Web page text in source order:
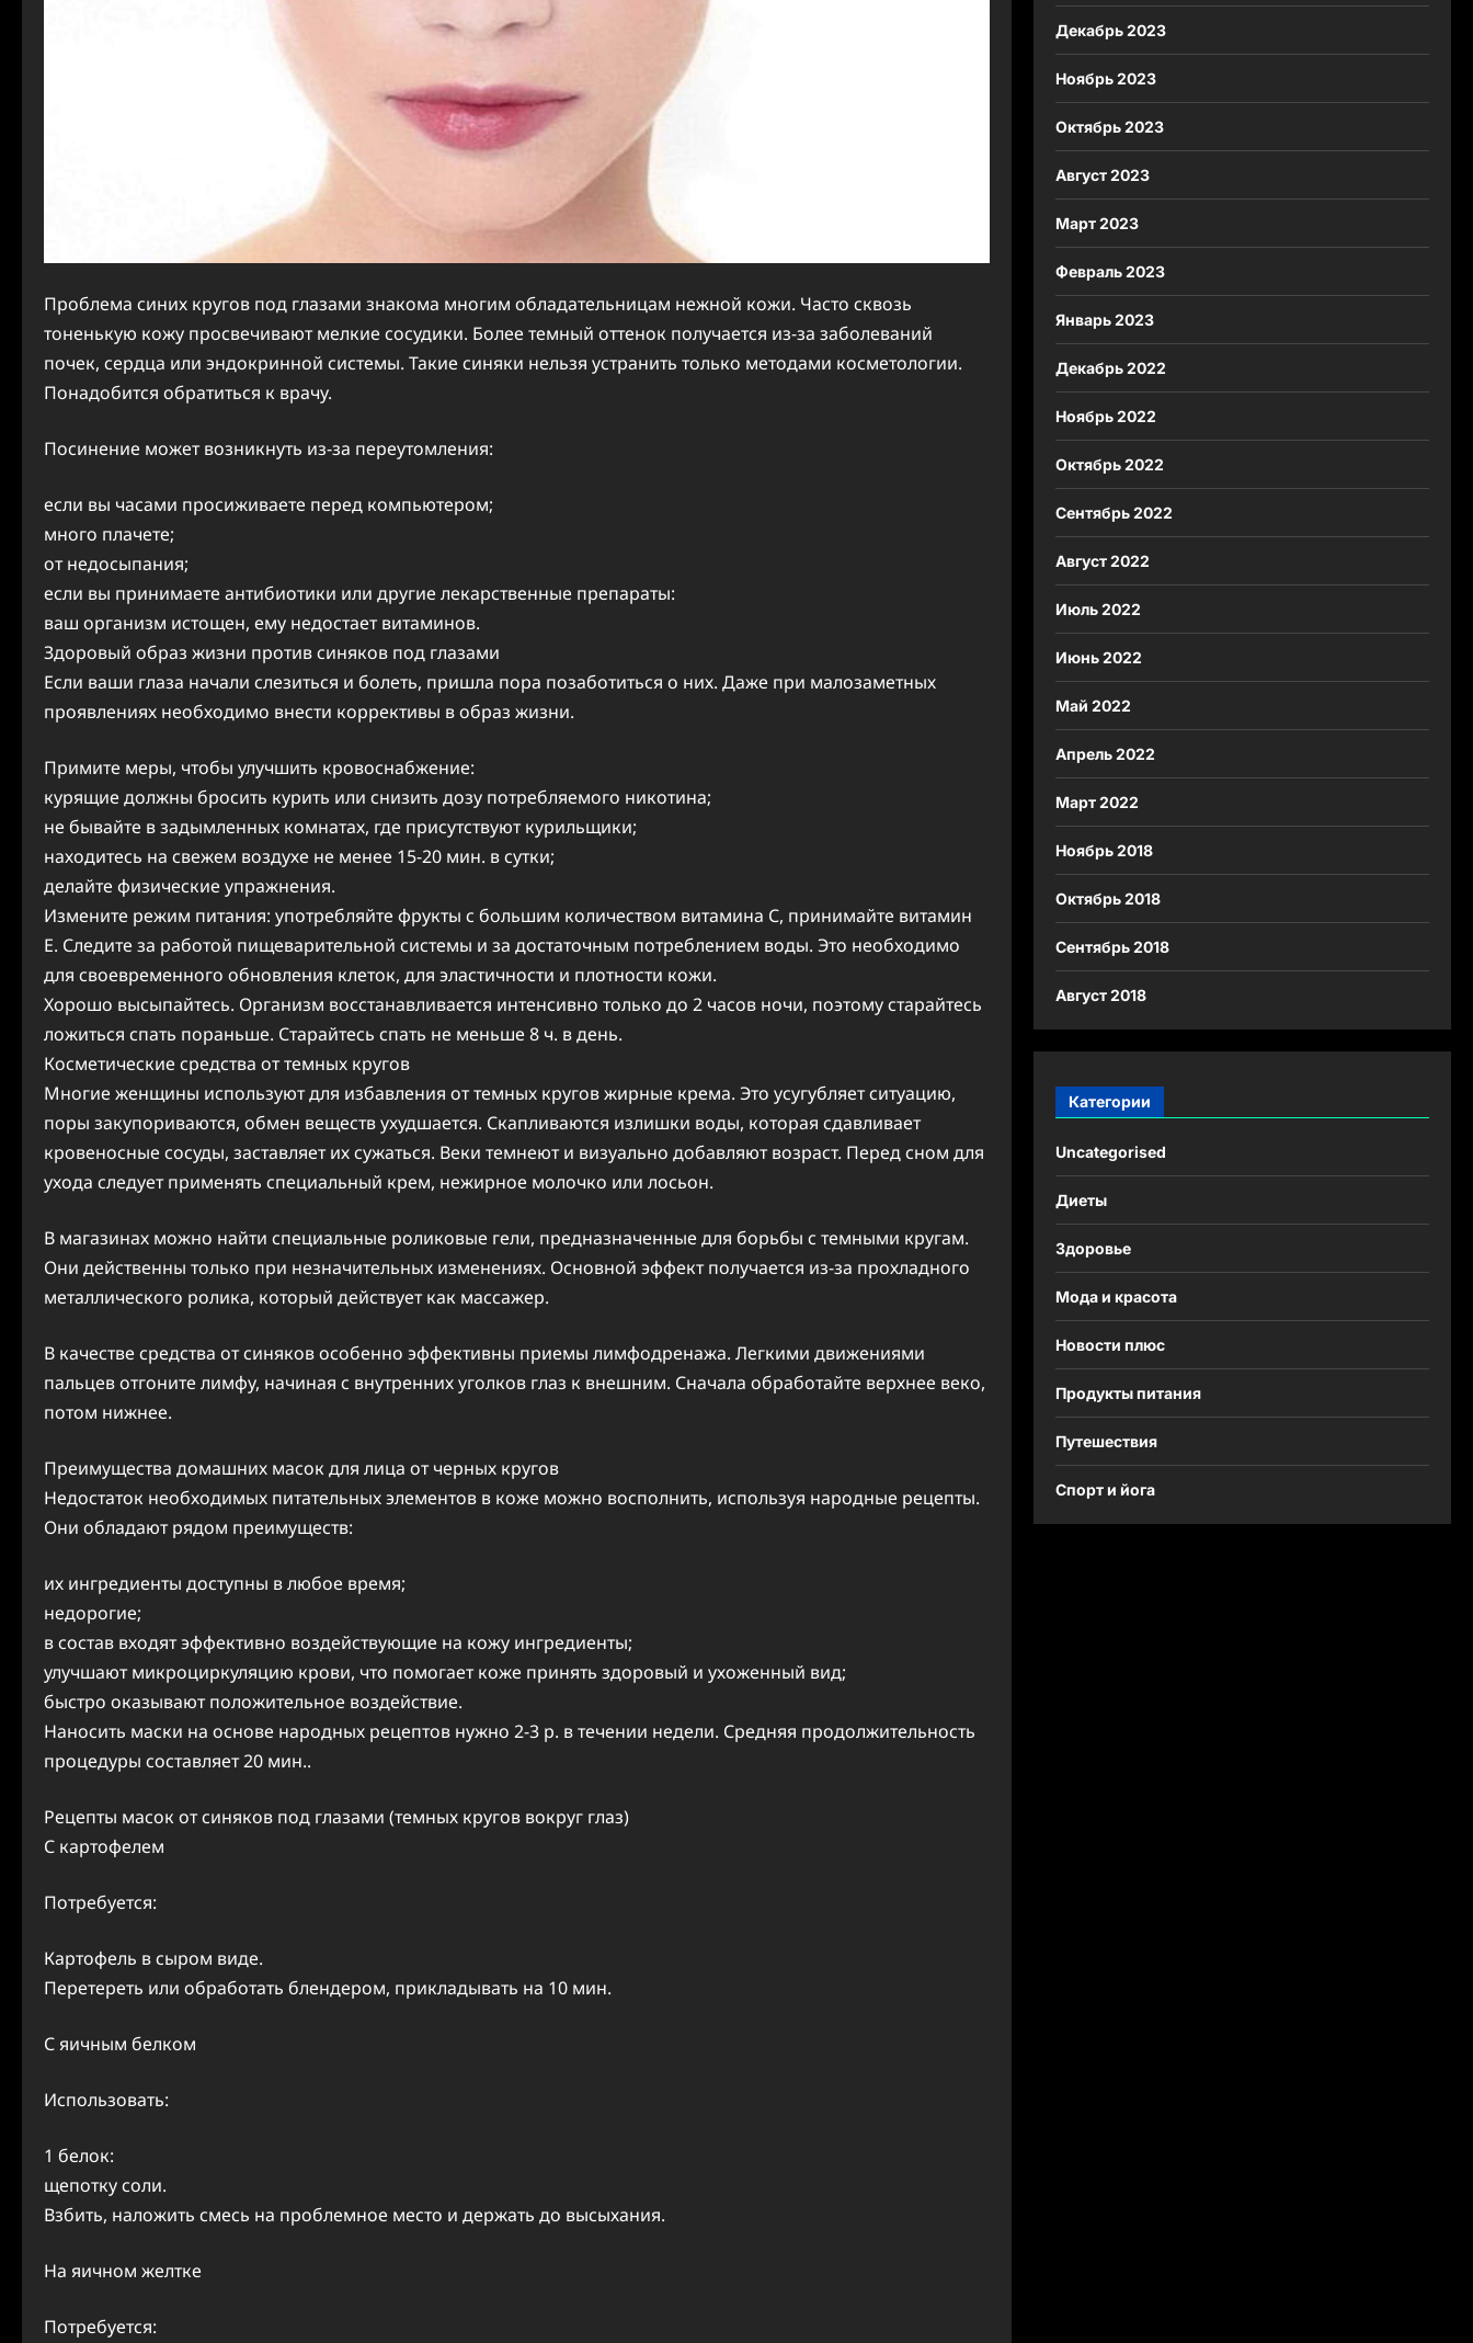
Проблема синих кругов под глазами знакома многим обладательницам нежной кожи. Часто сквозь
тоненькую кожу просвечивают мелкие сосудики. Более темный оттенок получается из-за заболеваний
почек, сердца или эндокринной системы. Такие синяки нельзя устранить только методами косметологии.
Понадобится обратиться к врачу.
Посинение может возникнуть из-за переутомления:
если вы часами просиживаете перед компьютером;
много плачете;
от недосыпания;
если вы принимаете антибиотики или другие лекарственные препараты:
ваш организм истощен, ему недостает витаминов.
Здоровый образ жизни против синяков под глазами
Если ваши глаза начали слезиться и болеть, пришла пора позаботиться о них. Даже при малозаметных
проявлениях необходимо внести коррективы в образ жизни.
Примите меры, чтобы улучшить кровоснабжение:
курящие должны бросить курить или снизить дозу потребляемого никотина;
не бывайте в задымленных комнатах, где присутствуют курильщики;
находитесь на свежем воздухе не менее 15-20 мин. в сутки;
делайте физические упражнения.
Измените режим питания: употребляйте фрукты с большим количеством витамина С, принимайте витамин
Е. Следите за работой пищеварительной системы и за достаточным потреблением воды. Это необходимо
для своевременного обновления клеток, для эластичности и плотности кожи.
Хорошо высыпайтесь. Организм восстанавливается интенсивно только до 2 часов ночи, поэтому старайтесь
ложиться спать пораньше. Старайтесь спать не меньше 8 ч. в день.
Косметические средства от темных кругов
Многие женщины используют для избавления от темных кругов жирные крема. Это усугубляет ситуацию,
поры закупориваются, обмен веществ ухудшается. Скапливаются излишки воды, которая сдавливает
кровеносные сосуды, заставляет их сужаться. Веки темнеют и визуально добавляют возраст. Перед сном для
ухода следует применять специальный крем, нежирное молочко или лосьон.
В магазинах можно найти специальные роликовые гели, предназначенные для борьбы с темными кругам.
Они действенны только при незначительных изменениях. Основной эффект получается из-за прохладного
металлического ролика, который действует как массажер.
В качестве средства от синяков особенно эффективны приемы лимфодренажа. Легкими движениями
пальцев отгоните лимфу, начиная с внутренних уголков глаз к внешним. Сначала обработайте верхнее веко,
потом нижнее.
Преимущества домашних масок для лица от черных кругов
Недостаток необходимых питательных элементов в коже можно восполнить, используя народные рецепты.
Они обладают рядом преимуществ:
их ингредиенты доступны в любое время;
недорогие;
в состав входят эффективно воздействующие на кожу ингредиенты;
улучшают микроциркуляцию крови, что помогает коже принять здоровый и ухоженный вид;
быстро оказывают положительное воздействие.
Наносить маски на основе народных рецептов нужно 2-3 р. в течении недели. Средняя продолжительность
процедуры составляет 20 мин..
Рецепты масок от синяков под глазами (темных кругов вокруг глаз)
С картофелем
Потребуется:
Картофель в сыром виде.
Перетереть или обработать блендером, прикладывать на 10 мин.
С яичным белком
Использовать:
1 белок:
щепотку соли.
Взбить, наложить смесь на проблемное место и держать до высыхания.
На яичном желтке
Потребуется:
Декабрь 2023
Ноябрь 2023
Октябрь 2023
Август 2023
Март 2023
Февраль 2023
Январь 2023
Декабрь 2022
Ноябрь 2022
Октябрь 2022
Сентябрь 2022
Август 2022
Июль 2022
Июнь 2022
Май 2022
Апрель 2022
Март 2022
Ноябрь 2018
Октябрь 2018
Сентябрь 2018
Август 2018
Категории
Uncategorised
Диеты
Здоровье
Мода и красота
Новости плюс
Продукты питания
Путешествия
Спорт и йога